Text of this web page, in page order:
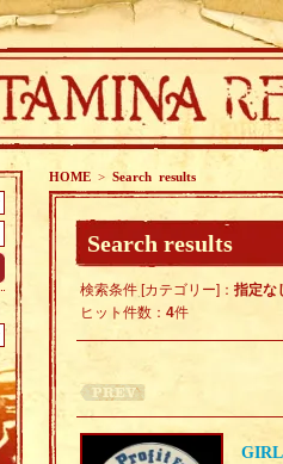
HOME > Search results
Search results
検索条件 [カテゴリー]： 指定な
ヒット件数： 4件